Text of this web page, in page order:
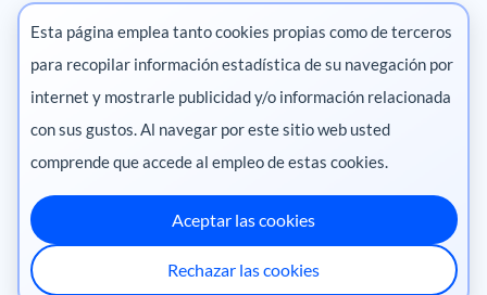
Contáctanos
Marketing digital
Pharma
México
·
Ecuador·Perú·
Centroamérica
Chile
Esta página emplea tanto cookies propias como de terceros
para recopilar información estadística de su navegación por
internet y mostrarle publicidad y/o información relacionada
con sus gustos. Al navegar por este sitio web usted
comprende que accede al empleo de estas cookies.
Aceptar las cookies
Rechazar las cookies